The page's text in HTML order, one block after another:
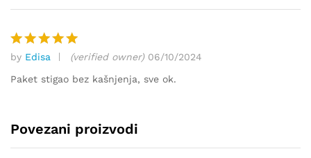
Ocjenjeno
5od 5
by Edisa (verified owner) 06/10/2024
Paket stigao bez kašnjenja, sve ok.
Povezani proizvodi